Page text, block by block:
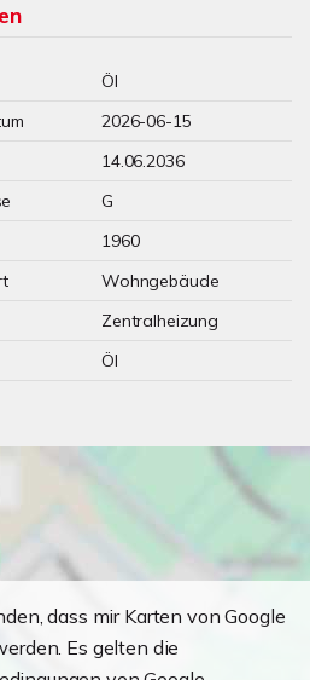
Öl
2026-06-15
14.06.2036
G
1960
Wohngebäude
Zentralheizung
Öl
dass mir Karten von Google
Es gelten die